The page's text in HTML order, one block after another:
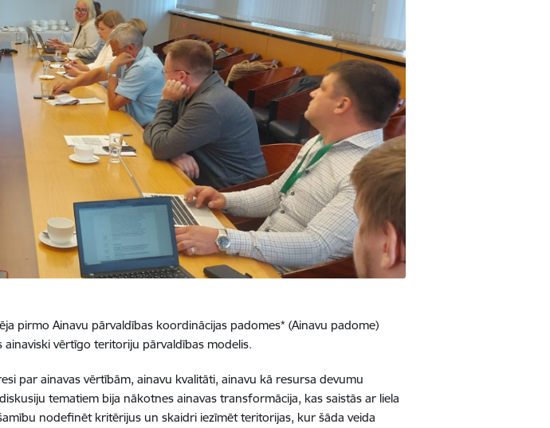
pirmo Ainavu pārvaldības koordinācijas padomes* (Ainavu padome)
vērtīgo teritoriju pārvaldības modelis.
par ainavas vērtībām, ainavu kvalitāti, ainavu kā resursa devumu
tematiem bija nākotnes ainavas transformācija, kas saistās ar liela
nodefinēt kritērijus un skaidri iezīmēt teritorijas, kur šāda veida